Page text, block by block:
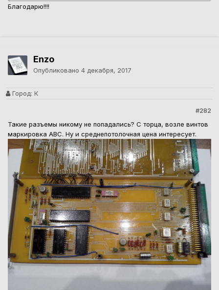
Благодарю!!!!
Enzo
Опубликовано 4 декабря, 2017
Город: К
#282
Такие разъемы никому не попадались? С торца, возле винтов
маркировка АВС. Ну и среднепотолочная цена интересует.